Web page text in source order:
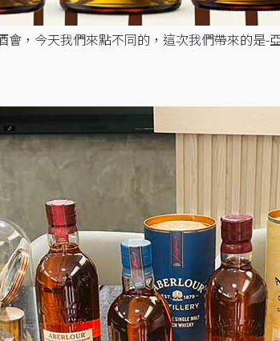
會，今天我們來點不同的，這次我們帶來的是-